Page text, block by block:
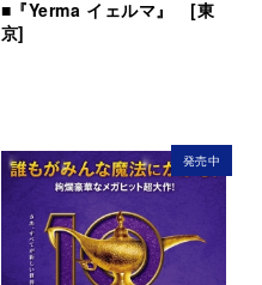
■『Yerma イェルマ』 [東
京]
発売中